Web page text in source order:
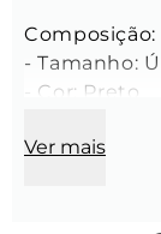
Composição:
- Tamanho:
- Cor: Preto
diâmetro
Ver mais